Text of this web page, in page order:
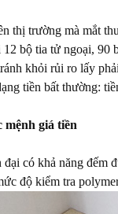
thị trường mà mắt
bộ tia tử ngoại, 90
khỏi rủi ro lấy
tiền bất thường:
mệnh giá tiền
có khả năng đếm
độ kiểm tra